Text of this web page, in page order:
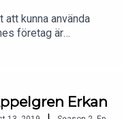
att kunna använda
företag är
av vintageväskor. Hon
funktion tas tillvara
Följ med ochErkan